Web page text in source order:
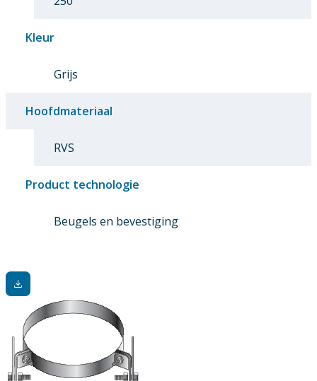
Kleur
Grijs
Hoofdmateriaal
RVS
Product technologie
Beugels en bevestiging